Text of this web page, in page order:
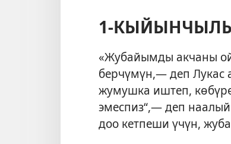
1-
«Жубайымды акчаны
берчүмүн,— деп Лукас
жумушка иштеп,
эмеспиз“,— деп
доо кетпеши үчүн,